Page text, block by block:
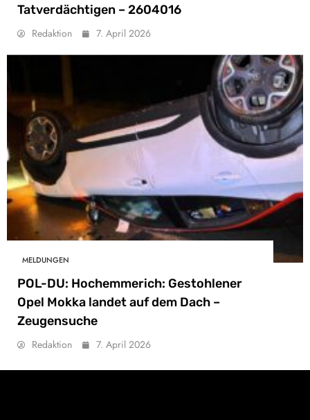
Tatverdächtigen – 2604016
Redaktion 7. April 2026
MELDUNGEN
POL-DU: Hochemmerich: Gestohlener
Opel Mokka landet auf dem Dach –
Zeugensuche
Redaktion 7. April 2026